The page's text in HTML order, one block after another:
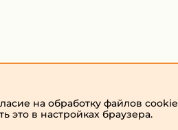
на обработку файлов cookie
это в настройках браузера.